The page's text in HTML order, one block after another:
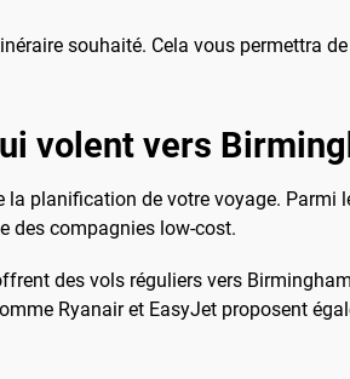
souhaité. Cela vous permettra
volent vers
planification de votre voyage.
des compagnies low-cost.
des vols réguliers vers
Ryanair et EasyJet proposent